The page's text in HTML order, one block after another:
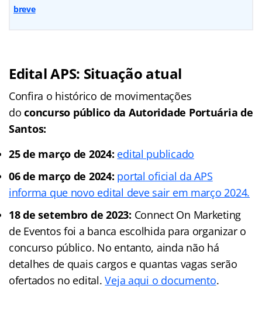
breve
Edital APS: Situação atual
Confira o histórico de movimentações
doconcurso público da Autoridade Portuária de
Santos:
25 de março de 2024: edital publicado
06 de março de 2024: portal oficial da APS
informa que novo edital deve sair em março 2024.
18 de setembro de 2023: Connect On Marketing
de Eventos foi a banca escolhida para organizar o
concurso público. No entanto, ainda não há
detalhes de quais cargos e quantas vagas serão
ofertados no edital.Veja aqui o documento.